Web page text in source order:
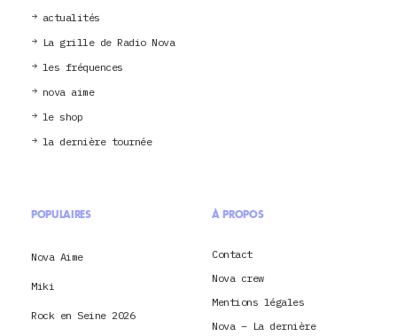
actualités
La grille de Radio Nova
les fréquences
nova aime
le shop
la dernière tournée
POPULAIRES
Nova Aime
Miki
Rock en Seine 2026
À PROPOS
Contact
Nova crew
Mentions légales
Nova – La dernière